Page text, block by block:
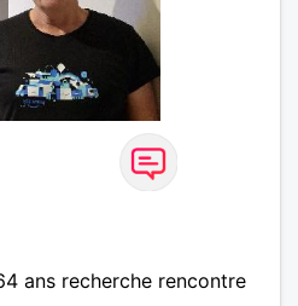
ans recherche rencontre